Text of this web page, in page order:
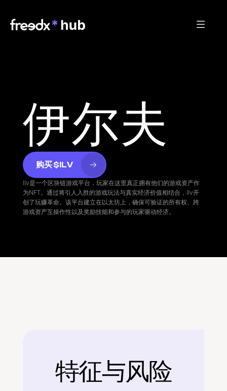
伊尔夫
购买 $ILV
Ilv是一个区块链游戏平台，玩家在这里真正拥有他们的游戏资产作
为NFT。通过将引人入胜的游戏玩法与真实经济价值相结合，Ilv开
创了玩赚革命。该平台建立在以太坊上，确保可验证的所有权、跨
游戏资产互操作性以及奖励技能和参与的玩家驱动经济。
后面
特征与风险